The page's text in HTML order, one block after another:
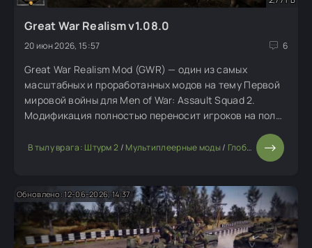
Great War Realism v1.08.0
20 июн 2026, 15:57 6
Great War Realism Mod (GWR) — один из самых
масштабных и проработанных модов на тему Первой
мировой войны для Men of War: Assault Squad 2.
Модификация полностью переносит игроков на поля
сражений Великой войны 1914–1918 годов, предлагая
уникальный игровой опыт с упором на историческую
В тылу врага: Штурм 2 / Мультиплеерные моды/ Глобальные моды
Обновлено: 12-06-2026, 14:37